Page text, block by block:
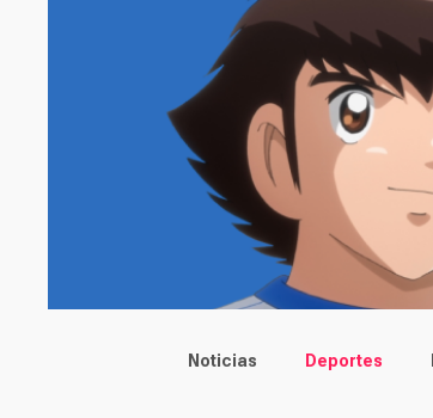
Main menu
Noticias Deportes